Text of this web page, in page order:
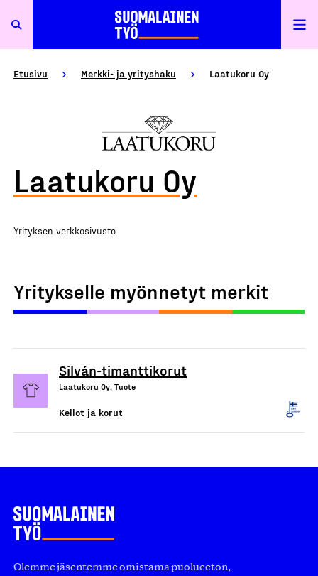
Etusivu Merkki- ja yrityshaku Laatukoru Oy
Laatukoru Oy
Yrityksen verkkosivusto
Yritykselle myönnetyt merkit
Silván-timanttikorut
Laatukoru Oy, Tuote
Kellot ja korut
Olemme jäsentemme omistama puolueeton,